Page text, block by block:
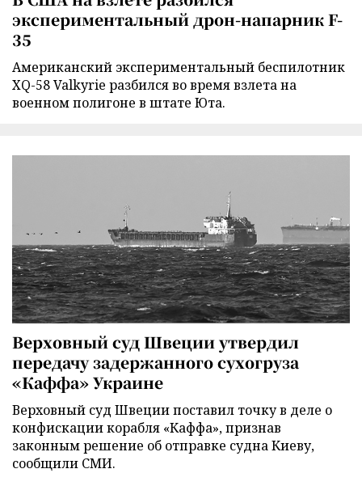
экспериментальный дрон-напарник F-
35
Американский экспериментальный беспилотник
XQ-58 Valkyrie разбился во время взлета на
военном полигоне в штате Юта.
Верховный суд Швеции утвердил
передачу задержанного сухогруза
«Каффа» Украине
Верховный суд Швеции поставил точку в деле о
конфискации корабля «Каффа», признав
законным решение об отправке судна Киеву,
сообщили СМИ.